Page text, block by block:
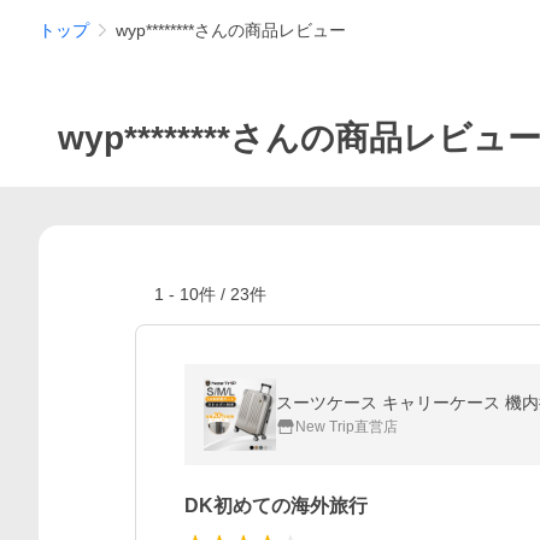
トップ wyp********さんの商品レビュー
wyp********さんの商品レビュー
1 - 10件 / 23件
New Trip直営店
DK初めての海外旅行